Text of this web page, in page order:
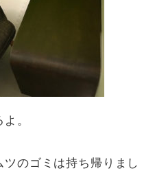
。
のゴミは持ち帰りまし